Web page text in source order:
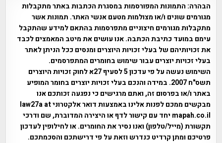
הבהרה: התמונות המפורסמות במסגרת הכתבות באתר מתקבלות
מגורמים שונים ו/או מצולמות מטעם אנשי האתר. תמונות אשר
מתקבלות מגורמים חיצוניים מתפרסמות בהתאם למידע שהתקבל
עימם במועד כתיבת הכתבה. אנו עושים את מיטב המאמצים לכבד
את זכויותיהם של בעלי זכויות היוצרים ומנסים ככל הניתן לאתר
בעלי זכויות יוצרים עבור שימוש בחומרים המתפרסמים.
השימוש נעשה על פי עדכון 5 לסעיף 27א לחוק זכויות היוצרים
תשס"ח 2007. במידה והנכם בעלי זכויות יוצרים בחומר המופיע
באתר ו/או בפרסום זה, ואתם מרגישים כי נפגעה זכותכם אנו
מבקשים ממכם לפנות אלינו באמצעות דואר אלקטרוני law27a at
mapah.co.il יחד עם קישור לדף או היצירה המדוברת, שם ודרכי
תקשורת (מייל/טלפון) ואנו נסיר את החומרים. או לחילופין לעדכון
פרטיכם ומתן קרדיט כנדרש וזאת על פי דרישתכם והסכמתכם.